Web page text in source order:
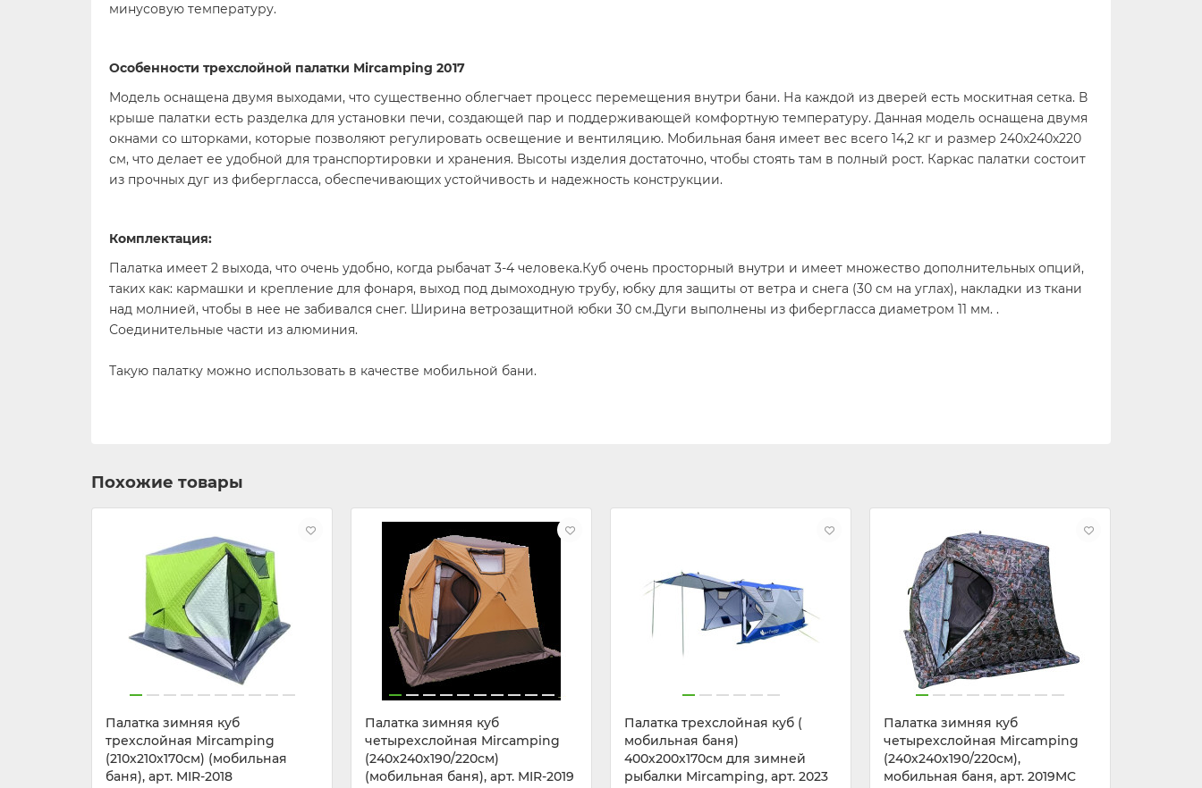
минусовую температуру.
Особенности трехслойной палатки Mircamping 2017
Модель оснащена двумя выходами, что существенно облегчает процесс перемещения внутри бани. На каждой из дверей есть москитная сетка. В
крыше палатки есть разделка для установки печи, создающей пар и поддерживающей комфортную температуру. Данная модель оснащена двумя
окнами со шторками, которые позволяют регулировать освещение и вентиляцию. Мобильная баня имеет вес всего 14,2 кг и размер 240х240х220
см, что делает ее удобной для транспортировки и хранения. Высоты изделия достаточно, чтобы стоять там в полный рост. Каркас палатки состоит
из прочных дуг из фибергласса, обеспечивающих устойчивость и надежность конструкции.
Комплектация:
Палатка имеет 2 выхода, что очень удобно, когда рыбачат 3-4 человека.Куб очень просторный внутри и имеет множество дополнительных опций,
таких как: кармашки и крепление для фонаря, выход под дымоходную трубу, юбку для защиты от ветра и снега (30 см на углах), накладки из ткани
над молнией, чтобы в нее не забивался снег. Ширина ветрозащитной юбки 30 см.Дуги выполнены из фибергласса диаметром 11 мм. .
Соединительные части из алюминия.
Такую палатку можно использовать в качестве мобильной бани.
Похожие товары
Палатка зимняя куб
трехслойная Mircamping
(210х210х170см) (мобильная
баня), арт. MIR-2018
Палатка зимняя куб
четырехслойная Mircamping
(240х240х190/220см)
(мобильная баня), арт. MIR-2019
Палатка трехслойная куб (
мобильная баня)
400х200х170см для зимней
рыбалки Mircamping, арт. 2023
Палатка зимняя куб
четырехслойная Mircamping
(240х240х190/220см),
мобильная баня, арт. 2019MC